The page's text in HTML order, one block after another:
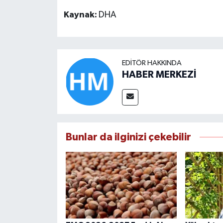
Kaynak: DHA
EDITÖR HAKKINDA
HABER MERKEZİ
Bunlar da ilginizi çekebilir